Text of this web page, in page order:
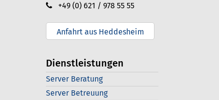
+49 (0) 621 / 978 55 55
Anfahrt aus Heddesheim
Dienstleistungen
Server Beratung
Server Betreuung